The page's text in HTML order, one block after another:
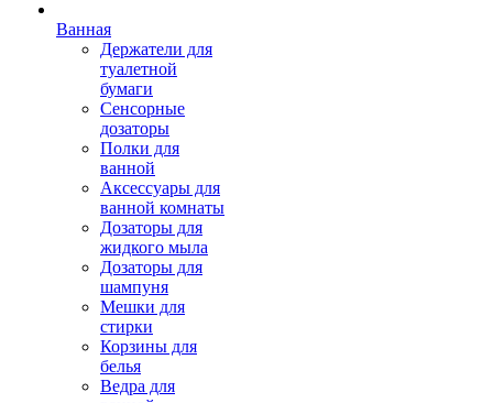
Ванная
Держатели для
туалетной
бумаги
Сенсорные
дозаторы
Полки для
ванной
Аксессуары для
ванной комнаты
Дозаторы для
жидкого мыла
Дозаторы для
шампуня
Мешки для
стирки
Корзины для
белья
Ведра для